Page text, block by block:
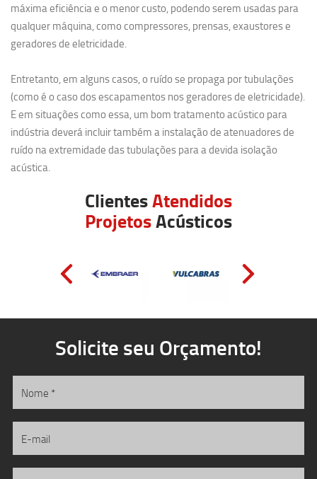
máxima eficiência e o menor custo, podendo serem usadas para
qualquer máquina, como compressores, prensas, exaustores e
geradores de eletricidade.
Entretanto, em alguns casos, o ruído se propaga por tubulações
(como é o caso dos escapamentos nos geradores de eletricidade).
E em situações como essa, um bom tratamento acústico para
indústria deverá incluir também a instalação de atenuadores de
ruído na extremidade das tubulações para a devida isolação
acústica.
ClientesAtendidos
ProjetosAcústicos
Solicite seu Orçamento!